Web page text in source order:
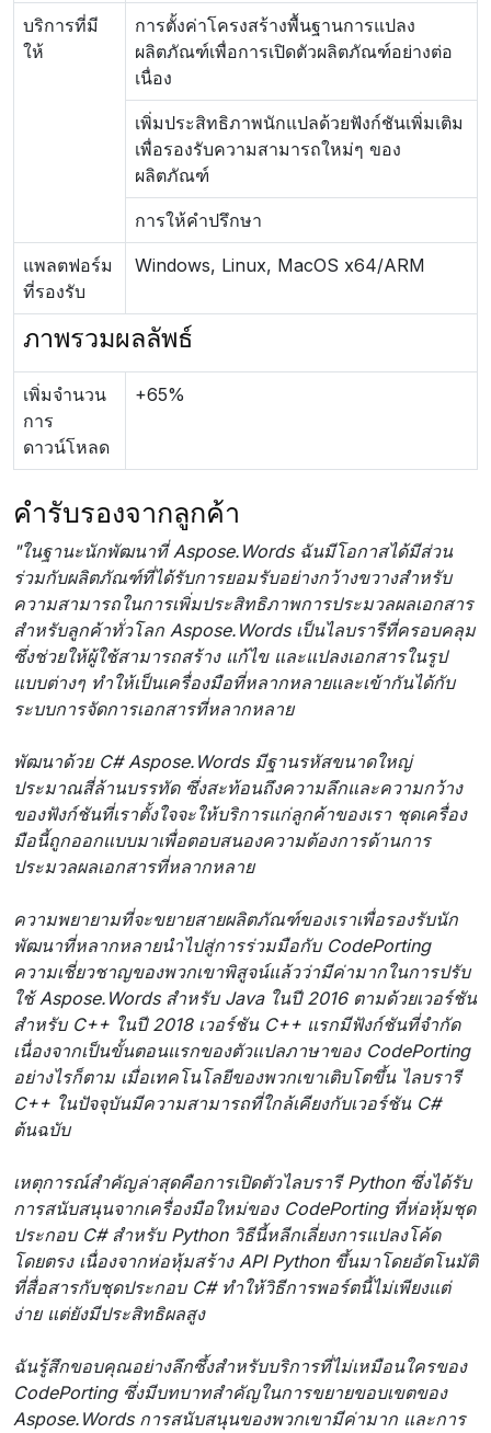
บริการที่มี
ให้
การตั้งค่าโครงสร้างพื้นฐานการแปลง
ผลิตภัณฑ์เพื่อการเปิดตัวผลิตภัณฑ์อย่างต่อ
เนื่อง
เพิ่มประสิทธิภาพนักแปลด้วยฟังก์ชันเพิ่มเติม
เพื่อรองรับความสามารถใหม่ๆ ของ
ผลิตภัณฑ์
การให้คำปรึกษา
แพลตฟอร์ม
ที่รองรับ
Windows, Linux, MacOS x64/ARM
ภาพรวมผลลัพธ์
เพิ่มจำนวน
การ
ดาวน์โหลด
+65%
คำรับรองจากลูกค้า
"ในฐานะนักพัฒนาที่ Aspose.Words ฉันมีโอกาสได้มีส่วน
ร่วมกับผลิตภัณฑ์ที่ได้รับการยอมรับอย่างกว้างขวางสำหรับ
ความสามารถในการเพิ่มประสิทธิภาพการประมวลผลเอกสาร
สำหรับลูกค้าทั่วโลก Aspose.Words เป็นไลบรารีที่ครอบคลุม
ซึ่งช่วยให้ผู้ใช้สามารถสร้าง แก้ไข และแปลงเอกสารในรูป
แบบต่างๆ ทำให้เป็นเครื่องมือที่หลากหลายและเข้ากันได้กับ
ระบบการจัดการเอกสารที่หลากหลาย
พัฒนาด้วย C# Aspose.Words มีฐานรหัสขนาดใหญ่
ประมาณสี่ล้านบรรทัด ซึ่งสะท้อนถึงความลึกและความกว้าง
ของฟังก์ชันที่เราตั้งใจจะให้บริการแก่ลูกค้าของเรา ชุดเครื่อง
มือนี้ถูกออกแบบมาเพื่อตอบสนองความต้องการด้านการ
ประมวลผลเอกสารที่หลากหลาย
ความพยายามที่จะขยายสายผลิตภัณฑ์ของเราเพื่อรองรับนัก
พัฒนาที่หลากหลายนำไปสู่การร่วมมือกับ CodePorting
ความเชี่ยวชาญของพวกเขาพิสูจน์แล้วว่ามีค่ามากในการปรับ
ใช้ Aspose.Words สำหรับ Java ในปี 2016 ตามด้วยเวอร์ชัน
สำหรับ C++ ในปี 2018 เวอร์ชัน C++ แรกมีฟังก์ชันที่จำกัด
เนื่องจากเป็นขั้นตอนแรกของตัวแปลภาษาของ CodePorting
อย่างไรก็ตาม เมื่อเทคโนโลยีของพวกเขาเติบโตขึ้น ไลบรารี
C++ ในปัจจุบันมีความสามารถที่ใกล้เคียงกับเวอร์ชัน C#
ต้นฉบับ
เหตุการณ์สำคัญล่าสุดคือการเปิดตัวไลบรารี Python ซึ่งได้รับ
การสนับสนุนจากเครื่องมือใหม่ของ CodePorting ที่ห่อหุ้มชุด
ประกอบ C# สำหรับ Python วิธีนี้หลีกเลี่ยงการแปลงโค้ด
โดยตรง เนื่องจากห่อหุ้มสร้าง API Python ขึ้นมาโดยอัตโนมัติ
ที่สื่อสารกับชุดประกอบ C# ทำให้วิธีการพอร์ตนี้ไม่เพียงแต่
ง่าย แต่ยังมีประสิทธิผลสูง
ฉันรู้สึกขอบคุณอย่างลึกซึ้งสำหรับบริการที่ไม่เหมือนใครของ
CodePorting ซึ่งมีบทบาทสำคัญในการขยายขอบเขตของ
Aspose.Words การสนับสนุนของพวกเขามีค่ามาก และการ